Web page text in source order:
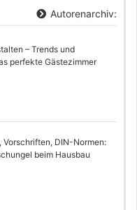
Autorenarchiv:
– Trends und
perfekte Gästezimmer
Vorschriften, DIN-Normen:
beim Hausbau